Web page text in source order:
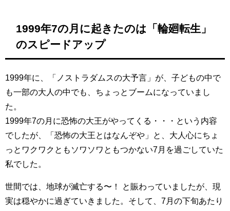
1999年7の月に起きたのは「輪廻転生」
のスピードアップ
1999年に、「ノストラダムスの大予言」が、子どもの中で
も一部の大人の中でも、ちょっとブームになっていまし
た。
1999年7の月に恐怖の大王がやってくる・・・という内容
でしたが、「恐怖の大王とはなんぞや」と、大人心にちょ
っとワクワクともソワソワともつかない7月を過ごしていた
私でした。
世間では、地球が滅亡する〜！ と賑わっていましたが、現
実は穏やかに過ぎていきました。そして、7月の下旬あたり